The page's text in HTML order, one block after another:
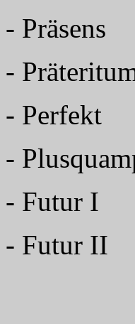
- Präsens
-
- Perfekt
-
- Futur I
- Futur II